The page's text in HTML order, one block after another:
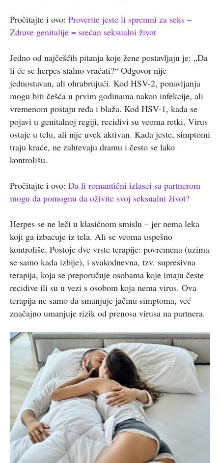
Pročitajte i ovo: Proverite jeste li spremni za seks –
Zdrave genitalije = srećan seksualni život
Jedno od najčešćih pitanja koje žene postavljaju je: „Da
li će se herpes stalno vraćati?“ Odgovor nije
jednostavan, ali ohrabrujući. Kod HSV-2, ponavljanja
mogu biti češća u prvim godinama nakon infekcije, ali
vremenom postaju ređa i blaža. Kod HSV-1, kada se
pojavi u genitalnoj regiji, recidivi su veoma retki. Virus
ostaje u telu, ali nije uvek aktivan. Kada jeste, simptomi
traju kraće, ne zahtevaju dramu i često se lako
kontrolišu.
Pročitajte i ovo: Da li romantični izlasci sa partnerom
mogu da pomognu da oživite svoj seksualni život?
Herpes se ne leči u klasičnom smislu – jer nema leka
koji ga izbacuje iz tela. Ali se veoma uspešno
kontroliše. Postoje dve vrste terapije: povremena (uzima
se samo kada izbije), i svakodnevna, tzv. supresivna
terapija, koja se preporučuje osobama koje imaju česte
recidive ili su u vezi s osobom koja nema virus. Ova
terapija ne samo da smanjuje jačinu simptoma, već
značajno umanjuje rizik od prenosa virusa na partnera.